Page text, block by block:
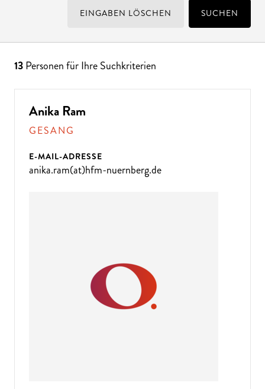
EINGABEN LÖSCHEN SUCHEN
13Personen für Ihre Suchkriterien
Anika Ram
GESANG
E-MAIL-ADRESSE
anika.ram(at)hfm-nuernberg.de